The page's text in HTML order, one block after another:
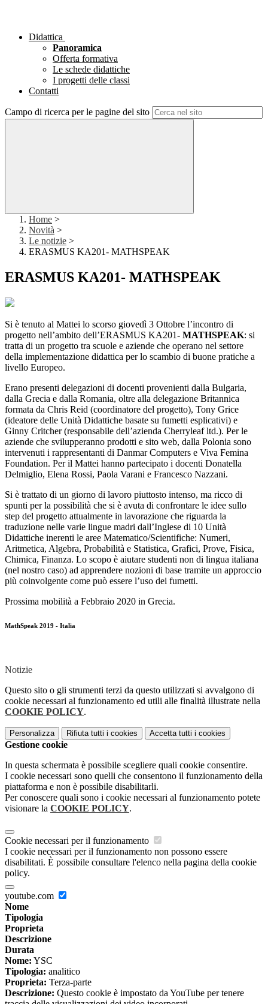
Didattica
Panoramica
Offerta formativa
Le schede didattiche
I progetti delle classi
Contatti
Campo di ricerca per le pagine del sito
Home >
Novità >
Le notizie >
ERASMUS KA201- MATHSPEAK
ERASMUS KA201- MATHSPEAK
Si è tenuto al Mattei lo scorso giovedì 3 Ottobre l’incontro di
progetto nell’ambito dell’ERASMUS KA201- MATHSPEAK: si
tratta di un progetto tra scuole e aziende che operano nel settore
della implementazione didattica per lo scambio di buone pratiche a
livello Europeo.
Erano presenti delegazioni di docenti provenienti dalla Bulgaria,
dalla Grecia e dalla Romania, oltre alla delegazione Britannica
formata da Chris Reid (coordinatore del progetto), Tony Grice
(ideatore delle Unità Didattiche basate su fumetti esplicativi) e
Ginny Critcher (responsabile dell’azienda Cherryleaf ltd.). Per le
aziende che svilupperanno prodotti e sito web, dalla Polonia sono
intervenuti i rappresentanti di Danmar Computers e Viva Femina
Foundation. Per il Mattei hanno partecipato i docenti Donatella
Delmiglio, Elena Rossi, Paola Varani e Francesco Nazzani.
Si è trattato di un giorno di lavoro piuttosto intenso, ma ricco di
spunti per la possibilità che si è avuta di confrontare le idee sullo
step del progetto attualmente in lavorazione che riguarda la
traduzione nelle varie lingue madri dall’Inglese di 10 Unità
Didattiche inerenti le aree Matematico/Scientifiche: Numeri,
Aritmetica, Algebra, Probabilità e Statistica, Grafici, Prove, Fisica,
Chimica, Finanza. Lo scopo è aiutare studenti non di lingua italiana
(nel nostro caso) ad apprendere nozioni di base tramite un approccio
più coinvolgente come può essere l’uso dei fumetti.
Prossima mobilità a Febbraio 2020 in Grecia.
MathSpeak 2019 - Italia
Notizie
Questo sito o gli strumenti terzi da questo utilizzati si avvalgono di
cookie necessari al funzionamento ed utili alle finalità illustrate nella
COOKIE POLICY.
Personalizza Rifiuta tutti i cookies Accetta tutti i cookies
Gestione cookie
In questa schermata è possibile scegliere quali cookie consentire.
I cookie necessari sono quelli che consentono il funzionamento della
piattaforma e non è possibile disabilitarli.
Per conoscere quali sono i cookie necessari al funzionamento potete
visionare la COOKIE POLICY.
Cookie necessari per il funzionamento
I cookie necessari per il funzionamento non possono essere
disabilitati. È possibile consultare l'elenco nella pagina della cookie
policy.
youtube.com
Nome
Tipologia
Proprieta
Descrizione
Durata
Nome: YSC
Tipologia: analitico
Proprieta: Terza-parte
Descrizione: Questo cookie è impostato da YouTube per tenere